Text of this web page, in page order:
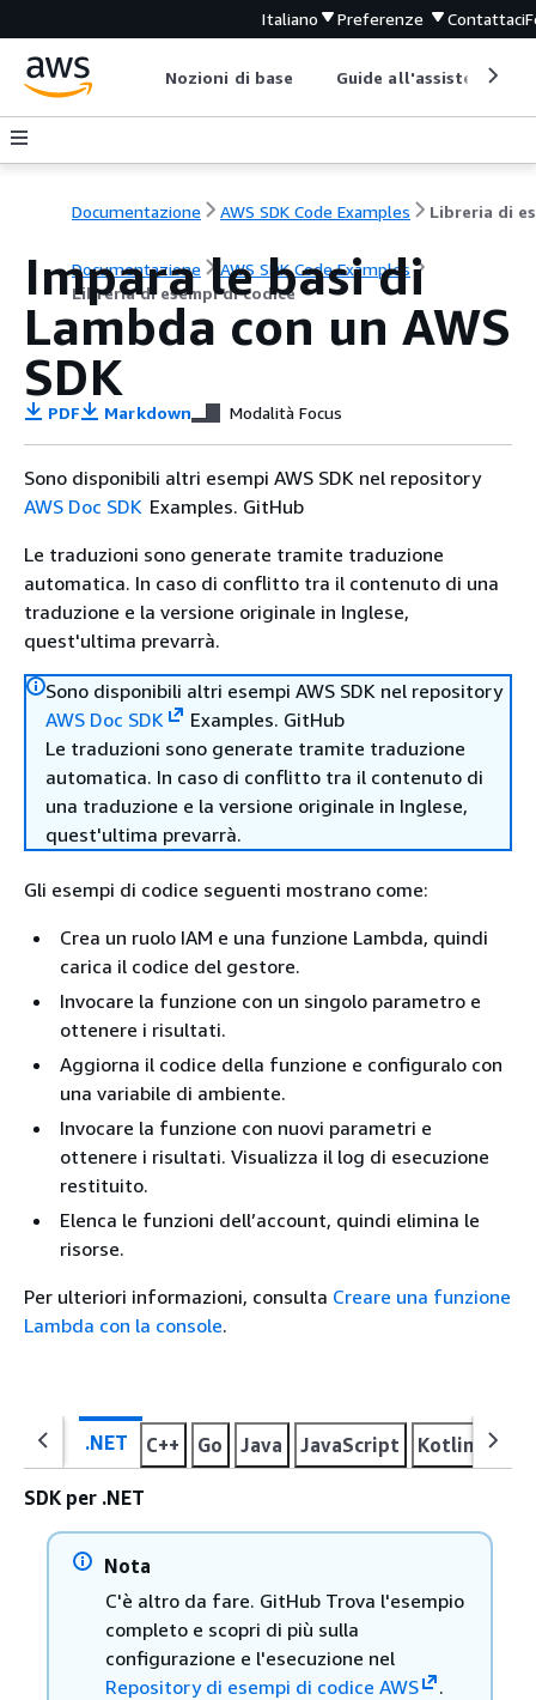
Italiano Preferenze Contattaci
Nozioni di base Guide all'assistenza
Documentazione AWS SDK Code Examples
Documentazione
AWS SDK Code Examples
Libreria di esempi di codice
Impara le basi di
Lambda con un AWS
SDK
PDF Markdown Modalità Focus
Sono disponibili altri esempi AWS SDK nel repository
AWS Doc SDK Examples. GitHub
Le traduzioni sono generate tramite traduzione
automatica. In caso di conflitto tra il contenuto di una
traduzione e la versione originale in Inglese,
quest'ultima prevarrà.
Sono disponibili altri esempi AWS SDK nel repository
AWS Doc SDK
Examples. GitHub
Le traduzioni sono generate tramite traduzione
automatica. In caso di conflitto tra il contenuto di
una traduzione e la versione originale in Inglese,
quest'ultima prevarrà.
Gli esempi di codice seguenti mostrano come:
Crea un ruolo IAM e una funzione Lambda, quindi
carica il codice del gestore.
Invocare la funzione con un singolo parametro e
ottenere i risultati.
Aggiorna il codice della funzione e configuralo con
una variabile di ambiente.
Invocare la funzione con nuovi parametri e
ottenere i risultati. Visualizza il log di esecuzione
restituito.
Elenca le funzioni dell’account, quindi elimina le
risorse.
Per ulteriori informazioni, consulta Creare una funzione
Lambda con la console.
.NET C++ Go Java JavaScript Kotlin PHP
SDK per .NET
Nota
C'è altro da fare. GitHub Trova l'esempio
completo e scopri di più sulla
configurazione e l'esecuzione nel
Repository di esempi di codice AWS
.